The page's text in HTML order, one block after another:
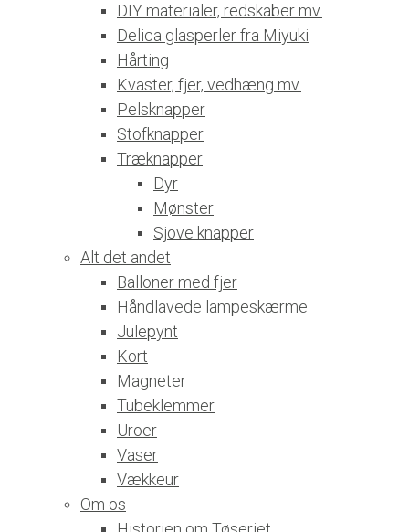
DIY materialer, redskaber mv.
Delica glasperler fra Miyuki
Hårting
Kvaster, fjer, vedhæng mv.
Pelsknapper
Stofknapper
Træknapper
Dyr
Mønster
Sjove knapper
Alt det andet
Balloner med fjer
Håndlavede lampeskærme
Julepynt
Kort
Magneter
Tubeklemmer
Uroer
Vaser
Vækkeur
Om os